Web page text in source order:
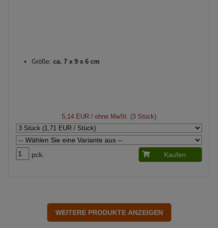
Größe: ca. 7 x 9 x 6 cm
5,14 EUR / ohne MwSt. (3 Stück)
pck. Kaufen